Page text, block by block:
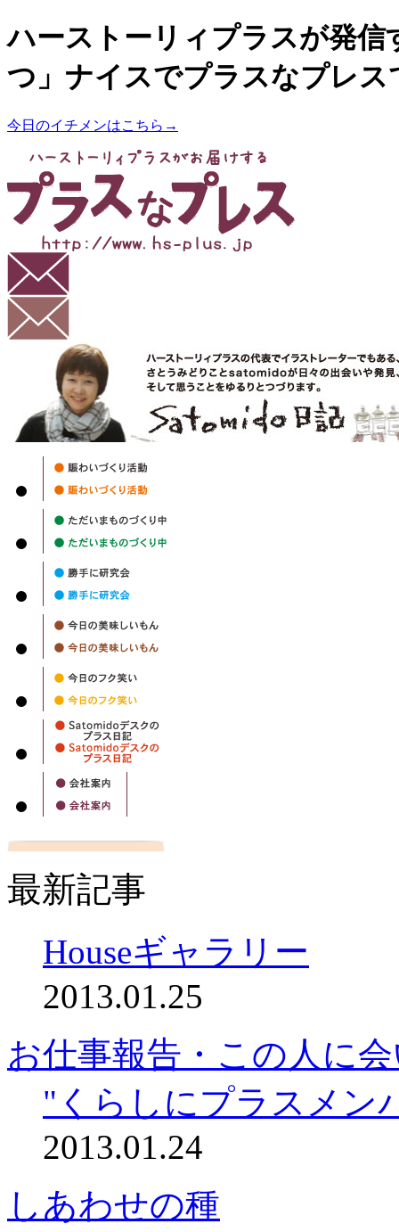
ハーストーリィプラスが発信
つ」ナイスでプラスなプレス
今日のイチメンはこちら→
最新記事
Houseギャラリー
2013.01.25
お仕事報告・この人に
"くらしにプラスメン
2013.01.24
しあわせの種